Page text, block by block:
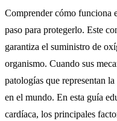
Comprender cómo funciona
paso para protegerlo. Este
garantiza el suministro de
organismo. Cuando sus
patologías que representan
en el mundo. En esta guía
cardíaca, los principales